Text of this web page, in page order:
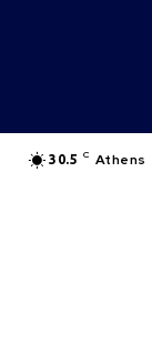
30.5 C Athens